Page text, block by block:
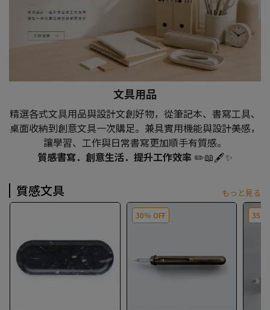
文具用品
精選各式文具用品與設計文創好物，從筆記本、書寫工具、
桌面收納到創意文具一次購足。兼具實用機能與設計美感，
讓學習、工作與日常書寫更加順手有質感。
質感書寫．創意生活．提升工作效率 ✏️📖🖋️✨
質感文具 もっと見る
30％ OFF 35％